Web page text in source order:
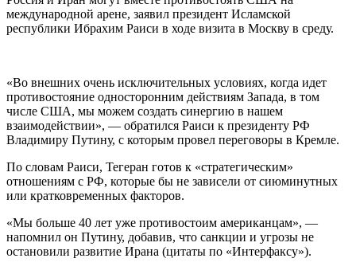
международной арене, заявил президент Исламской
республики Ибрахим Раиси в ходе визита в Москву в среду.
«Во внешних очень исключительных условиях, когда идет
противостояние односторонним действиям Запада, в том
числе США, мы можем создать синергию в нашем
взаимодействии», — обратился Раиси к президенту РФ
Владимиру Путину, с которым провел переговоры в Кремле.
По словам Раиси, Тегеран готов к «стратегическим»
отношениям с РФ, которые бы не зависели от сиюминутных
или кратковременных факторов.
«Мы больше 40 лет уже противостоим американцам», —
напомнил он Путину, добавив, что санкции и угрозы не
остановили развитие Ирана (цитаты по «Интерфаксу»).